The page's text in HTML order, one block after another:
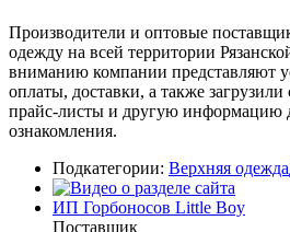
Производители и оптовые
одежду на всей территории
вниманию компании представляют
оплаты, доставки, а также
прайс-листы и другую информацию
ознакомления.
Подкатегории: Верхняя одежда
ИП Горбоносов Little Boy
Поставщик